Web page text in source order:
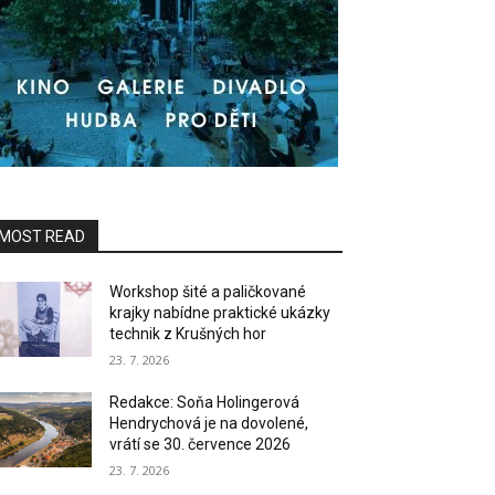
READ
Workshop šité a paličkované
krajky nabídne praktické ukázky
technik z Krušných hor
23. 7. 2026
Redakce: Soňa Holingerová
Hendrychová je na dovolené,
vrátí se 30. července 2026
23. 7. 2026